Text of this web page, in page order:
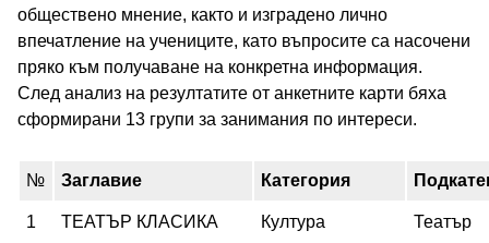
обществено мнение, както и изградено лично
впечатление на учениците, като въпросите са насочени
пряко към получаване на конкретна информация.
След анализ на резултатите от анкетните карти бяха
сформирани 13 групи за занимания по интереси.
№ Заглавие Категория
1 ТЕАТЪР КЛАСИКА Култура Театър